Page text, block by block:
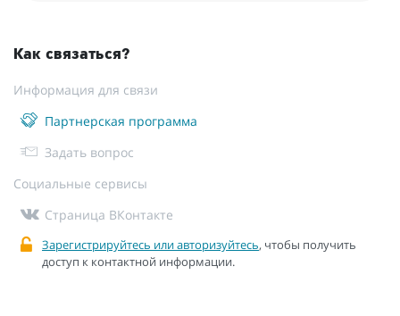
Как связаться?
Информация для связи
Партнерская программа
Задать вопрос
Социальные сервисы
Страница ВКонтакте
Зарегистрируйтесь или авторизуйтесь, чтобы получить
доступ к контактной информации.